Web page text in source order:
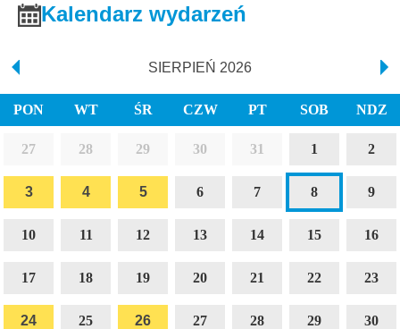
Kalendarz wydarzeń
SIERPIEŃ 2026
PON WT ŚR CZW PT SOB NDZ
27 28 29 30 31 1 2
3 4 5 6 7 8 9
3 4 5
10 11 12 13 14 15 16
17 18 19 20 21 22 23
24 25 26 27 28 29 30
24 26